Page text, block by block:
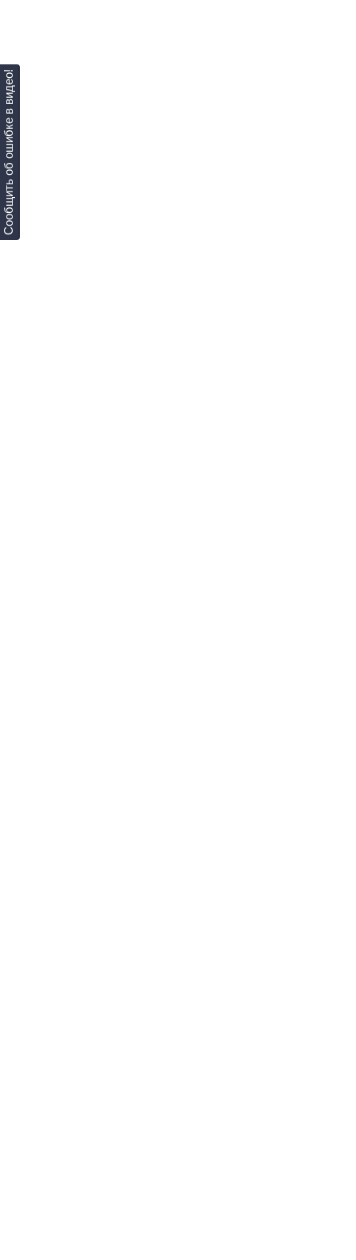
Сообщить об ошибке в видео!